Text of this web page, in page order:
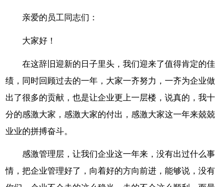
亲爱的员工同志们：
大家好！
在这辞旧迎新的日子里头，我们迎来了值得肯定的佳
绩，同时回顾过去的一年，大家一齐努力，一齐为企业做
出了很多的贡献，也是让企业更上一层楼，说真的，我十
分的感激大家，感激大家的付出，感激大家这一年来兢兢
业业的拼搏奋斗。
感激管理层，让我们企业这一年来，没有出过什么事
情，把企业管理好了，向着好的方向前进，能够说，没有